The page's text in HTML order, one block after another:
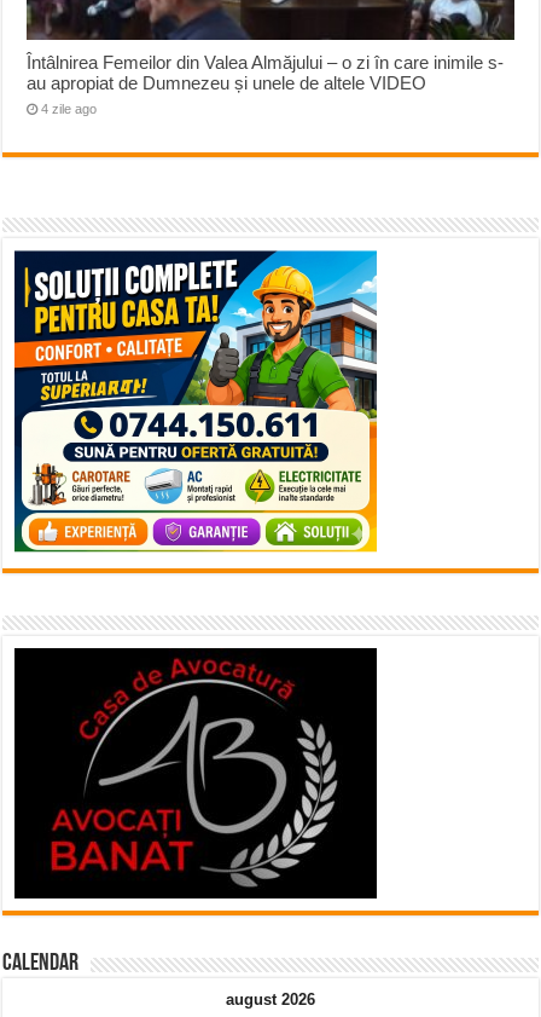
Întâlnirea Femeilor din Valea Almăjului – o zi în care inimile s-
au apropiat de Dumnezeu și unele de altele VIDEO
4 zile ago
Calendar
august 2026